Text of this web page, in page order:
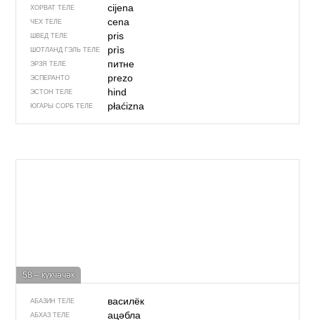
ХОРВАТ ТЕЛЕ cijena
ЧЕХ ТЕЛЕ cena
ШВЕД ТЕЛЕ pris
ШОТЛАНД ГЭЛЬ ТЕЛЕ prìs
ЭРЗЯ ТЕЛЕ питне
ЭСПЕРАНТО prezo
ЭСТОН ТЕЛЕ hind
ЮГАРЫ СОРБ ТЕЛЕ płaćizna
58 – күкчәчәк
АБАЗИН ТЕЛЕ василёк
АБХАЗ ТЕЛЕ ацәбла